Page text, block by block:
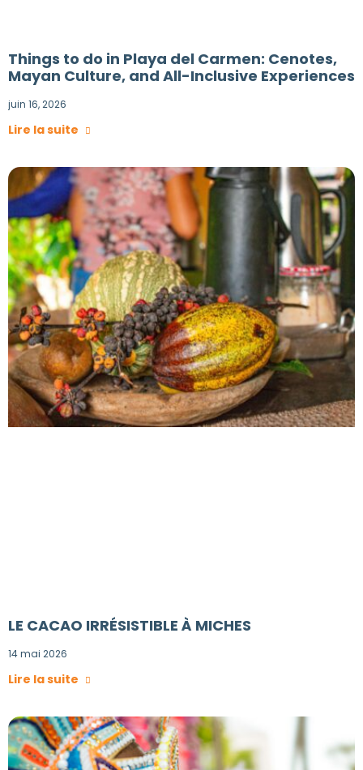
Things to do in Playa del Carmen: Cenotes,
Mayan Culture, and All-Inclusive Experiences
juin 16, 2026
Lire la suite
LE CACAO IRRÉSISTIBLE À MICHES
14 mai 2026
Lire la suite